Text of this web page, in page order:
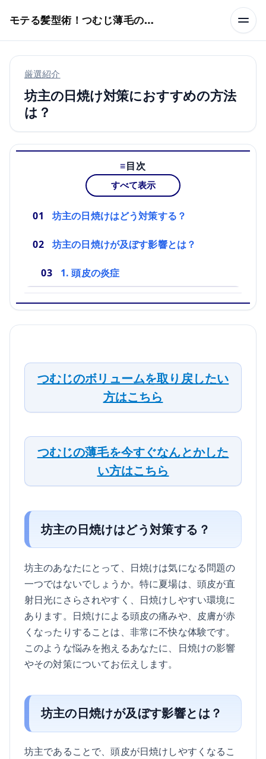
モテる髪型術！つむじ薄毛の隠し方
厳選紹介
坊主の日焼け対策におすすめの方法
は？
目次
すべて表示
坊主の日焼けはどう対策する？
坊主の日焼けが及ぼす影響とは？
1. 頭皮の炎症
つむじのボリュームを取り戻したい
方はこちら
つむじの薄毛を今すぐなんとかした
い方はこちら
坊主の日焼けはどう対策する？
坊主のあなたにとって、日焼けは気になる問題の
一つではないでしょうか。特に夏場は、頭皮が直
射日光にさらされやすく、日焼けしやすい環境に
あります。日焼けによる頭皮の痛みや、皮膚が赤
くなったりすることは、非常に不快な体験です。
このような悩みを抱えるあなたに、日焼けの影響
やその対策についてお伝えします。
坊主の日焼けが及ぼす影響とは？
坊主であることで、頭皮が日焼けしやすくなるこ